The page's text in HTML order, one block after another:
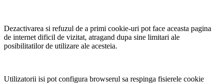
Dezactivarea si refuzul de a primi cookie-uri pot face aceasta pagina
de internet dificil de vizitat, atragand dupa sine limitari ale
posibilitatilor de utilizare ale acesteia.
Utilizatorii isi pot configura browserul sa respinga fisierele cookie